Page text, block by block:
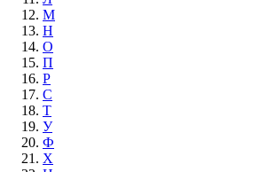
М
Н
О
П
Р
С
Т
У
Ф
Х